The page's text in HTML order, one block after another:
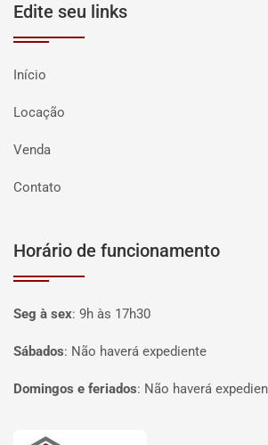
Edite seu links
Início
Locação
Venda
Contato
Horário de funcionamento
Seg à sex: 9h às 17h30
Sábados: Não haverá expediente
Domingos e feriados: Não haverá